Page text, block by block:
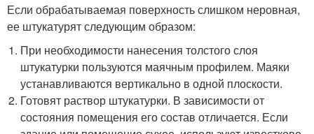
Если обрабатываемая поверхность слишком неровная,
ее штукатурят следующим образом:
При необходимости нанесения толстого слоя
штукатурки пользуются маячным профилем. Маяки
устанавливаются вертикально в одной плоскости.
Готовят раствор штукатурки. В зависимости от
состояния помещения его состав отличается. Если